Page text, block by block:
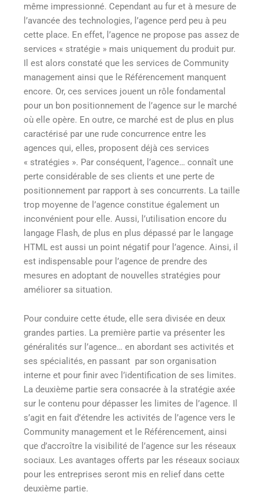
même impressionné. Cependant au fur et à mesure de
l’avancée des technologies, l’agence perd peu à peu
cette place. En effet, l’agence ne propose pas assez de
services « stratégie » mais uniquement du produit pur.
Il est alors constaté que les services de Community
management ainsi que le Référencement manquent
encore. Or, ces services jouent un rôle fondamental
pour un bon positionnement de l’agence sur le marché
où elle opère. En outre, ce marché est de plus en plus
caractérisé par une rude concurrence entre les
agences qui, elles, proposent déjà ces services
« stratégies ». Par conséquent, l’agence… connaît une
perte considérable de ses clients et une perte de
positionnement par rapport à ses concurrents. La taille
trop moyenne de l’agence constitue également un
inconvénient pour elle. Aussi, l’utilisation encore du
langage Flash, de plus en plus dépassé par le langage
HTML est aussi un point négatif pour l’agence. Ainsi, il
est indispensable pour l’agence de prendre des
mesures en adoptant de nouvelles stratégies pour
améliorer sa situation.
Pour conduire cette étude, elle sera divisée en deux
grandes parties. La première partie va présenter les
généralités sur l’agence… en abordant ses activités et
ses spécialités, en passant par son organisation
interne et pour finir avec l’identification de ses limites.
La deuxième partie sera consacrée à la stratégie axée
sur le contenu pour dépasser les limites de l’agence. Il
s’agit en fait d’étendre les activités de l’agence vers le
Community management et le Référencement, ainsi
que d’accroître la visibilité de l’agence sur les réseaux
sociaux. Les avantages offerts par les réseaux sociaux
pour les entreprises seront mis en relief dans cette
deuxième partie.